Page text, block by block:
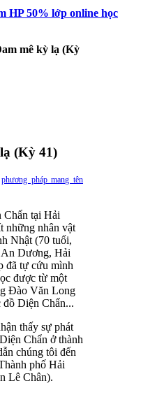
HP 50% lớp online học
mê kỳ lạ (Kỳ
(Kỳ 41)
phương pháp mang tên
Chẩn tại Hải
những nhân vật
Nhật (70 tuổi,
Dương, Hải
đã tự cứu mình
được từ một
Đào Văn Long
Diện Chẩn...
thấy sự phát
Chẩn ở thành
chúng tôi đến
phố Hải
Lê Chân).